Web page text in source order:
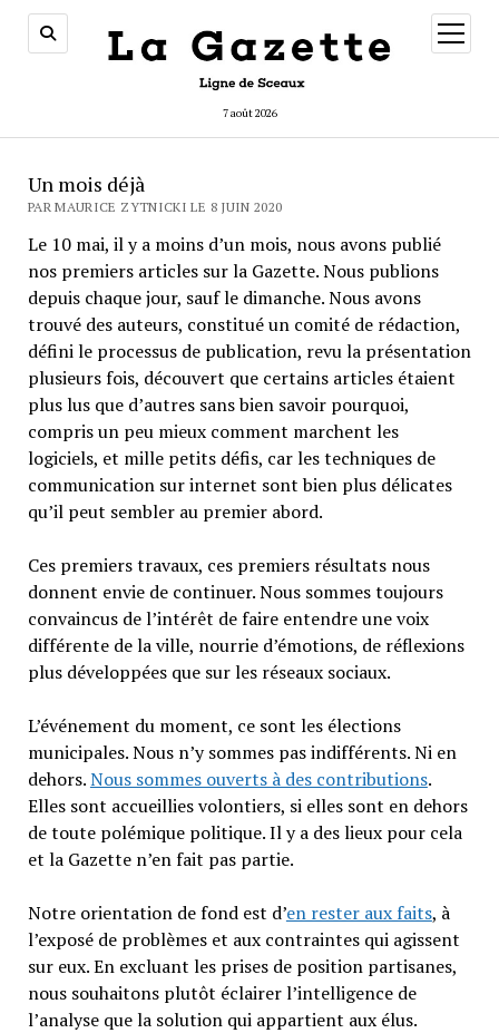
7 août 2026
ouvrir
menu
Un mois déjà
PAR MAURICE ZYTNICKI LE 8 JUIN 2020
Le 10 mai, il y a moins d’un mois, nous avons publié
nos premiers articles sur la Gazette. Nous publions
depuis chaque jour, sauf le dimanche. Nous avons
trouvé des auteurs, constitué un comité de rédaction,
défini le processus de publication, revu la présentation
plusieurs fois, découvert que certains articles étaient
plus lus que d’autres sans bien savoir pourquoi,
compris un peu mieux comment marchent les
logiciels, et mille petits défis, car les techniques de
communication sur internet sont bien plus délicates
qu’il peut sembler au premier abord.
Ces premiers travaux, ces premiers résultats nous
donnent envie de continuer. Nous sommes toujours
convaincus de l’intérêt de faire entendre une voix
différente de la ville, nourrie d’émotions, de réflexions
plus développées que sur les réseaux sociaux.
L’événement du moment, ce sont les élections
municipales. Nous n’y sommes pas indifférents. Ni en
dehors.Nous sommes ouverts à des contributions.
Elles sont accueillies volontiers, si elles sont en dehors
de toute polémique politique. Il y a des lieux pour cela
et la Gazette n’en fait pas partie.
Notre orientation de fond est d’en rester aux faits, à
l’exposé de problèmes et aux contraintes qui agissent
sur eux. En excluant les prises de position partisanes,
nous souhaitons plutôt éclairer l’intelligence de
l’analyse que la solution qui appartient aux élus.